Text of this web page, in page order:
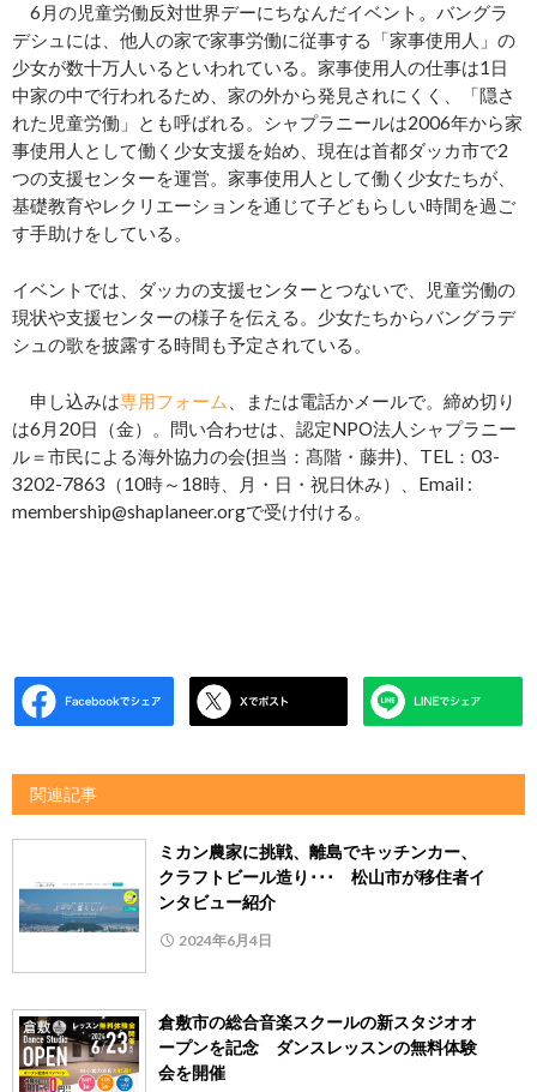
6月の児童労働反対世界デーにちなんだイベント。バングラ
デシュには、他人の家で家事労働に従事する「家事使用人」の
少女が数十万人いるといわれている。家事使用人の仕事は1日
中家の中で行われるため、家の外から発見されにくく、「隠さ
れた児童労働」とも呼ばれる。シャプラニールは2006年から家
事使用人として働く少女支援を始め、現在は首都ダッカ市で2
つの支援センターを運営。家事使用人として働く少女たちが、
基礎教育やレクリエーションを通じて子どもらしい時間を過ご
す手助けをしている。
イベントでは、ダッカの支援センターとつないで、児童労働の
現状や支援センターの様子を伝える。少女たちからバングラデ
シュの歌を披露する時間も予定されている。
申し込みは専用フォーム
、または電話かメールで。締め切り
は6月20日（金）。問い合わせは、認定NPO法人シャプラニー
ル＝市民による海外協力の会(担当：髙階・藤井)、TEL：03-
3202-7863（10時～18時、月・日・祝日休み）、Email :
membership@shaplaneer.orgで受け付ける。
関連記事
ミカン農家に挑戦、離島でキッチンカー、
クラフトビール造り･･･ 松山市が移住者イ
ンタビュー紹介
2024年6月4日
倉敷市の総合音楽スクールの新スタジオオ
ープンを記念 ダンスレッスンの無料体験
会を開催